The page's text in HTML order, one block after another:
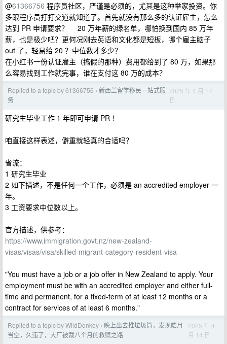
@61366756 程序员社区，严谨是必须的，尤其是这种举家投资。你
多跟程序员打打交道就知道了。首先就没有那么多的认证雇主，怎么
达到 PR 申请要求？ 20 万年薪的绿名单，哪怕换到国内 85 万年
薪，也是极少吧？更何况刚去英语和文化都是短板，哪个雇主脑子
out 了，轻易给 20 ？中位数才多少？
在小红书一份认证雇主（搞假的那种）费用都给到了 80 万，如果那
么容易找到工作就完事，谁在支付这 80 万的成本？
Replied to a topic by 61366756 › 新西兰留学移民一站式服
务
2025 年 4 月 17
日
研究生毕业工作 1 年即可申请 PR ！
咱直接这样表述，僻重就轻真的合适吗？
省流：
1 研究生毕业
2 如下描述，不是任何一个工作，必须是 an accredited employer 一
年。
3 工资要求中位数以上。
官方描述，供参考：
https://www.immigration.govt.nz/new-zealand-
visas/visas/visa/skilled-migrant-category-resident-visa
"You must have a job or a job offer in New Zealand to apply. Your
employment must be with an accredited employer and either full-
time and permanent, for a fixed-term of at least 12 months or a
contract for services of at least 6 months."
Replied to a topic by WildDonkey › 晚上出去推垃圾筒，发现皓月
当空，久违了，大厂被裁八个月的救赎之路
2025 年 4
月 14 日